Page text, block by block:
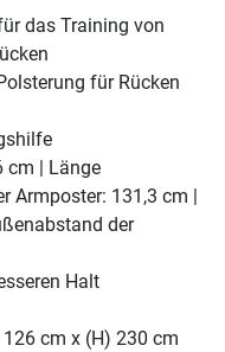
das Training von
für Rücken
cm | Länge
Armposter: 131,3 cm |
der
Halt
cm x (H) 230 cm